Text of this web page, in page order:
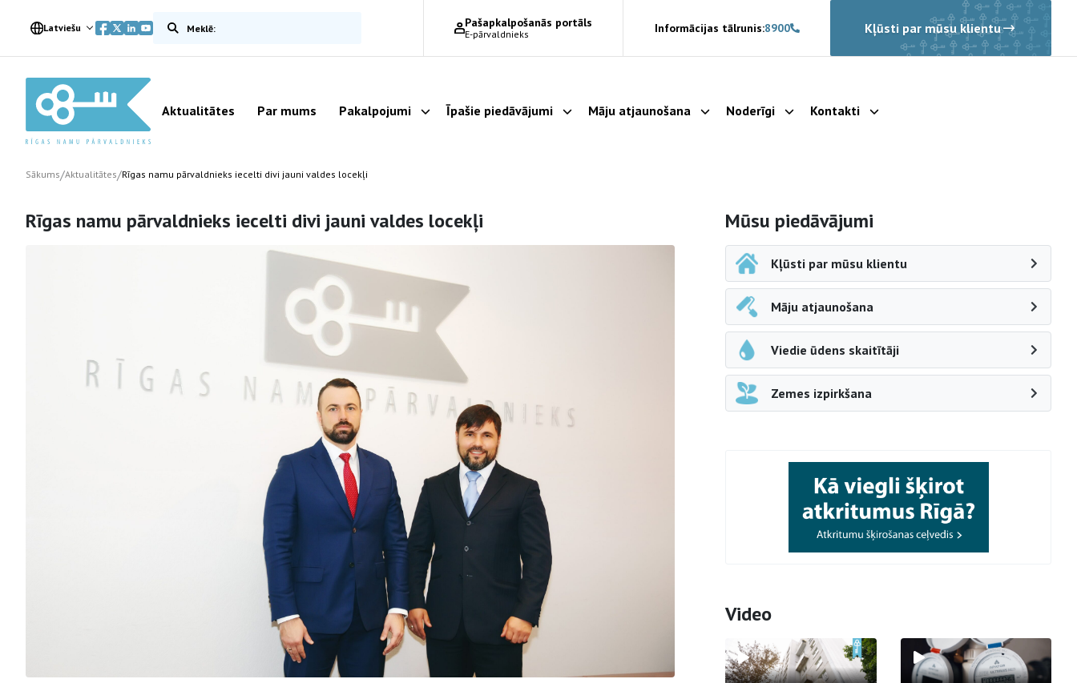
Latviešu Meklēt vietnē Pašapkalpošanās portāls
E-pārvaldnieks Informācijas tālrunis:8900 Kļūsti par mūsu klientu
Aktualitātes Par mums Pakalpojumi Parādīt apakšizvēlni
Īpašie piedāvājumi Parādīt apakšizvēlni
Māju atjaunošana Parādīt apakšizvēlni
Noderīgi Parādīt apakšizvēlni
Kontakti Parādīt apakšizvēlni
Sākums/Aktualitātes/Rīgas namu pārvaldnieks iecelti divi jauni valdes locekļi
Rīgas namu pārvaldnieks iecelti divi jauni valdes locekļi Sāna navigācija
Mūsu piedāvājumi
Kļūsti par mūsu klientu
Māju atjaunošana
Viedie ūdens skaitītāji
Zemes izpirkšana
Video